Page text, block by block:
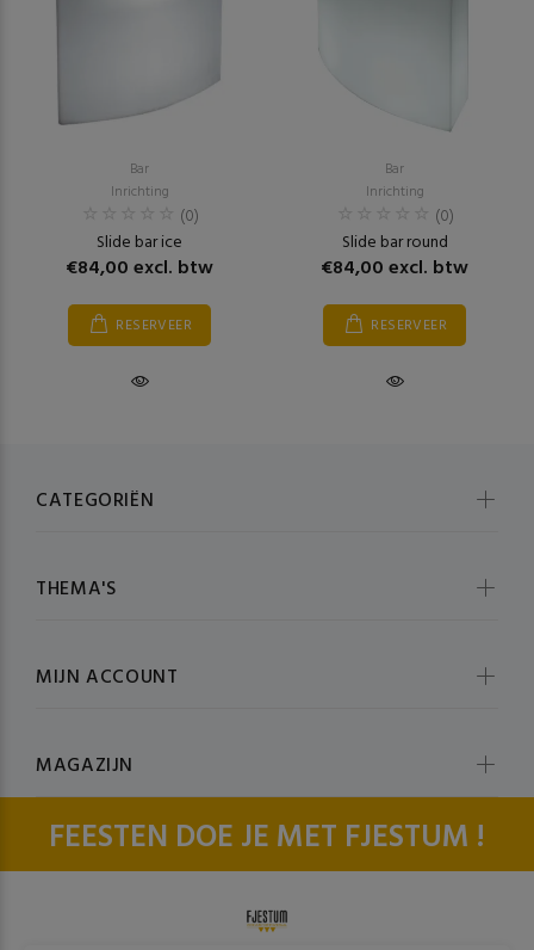
Bar
Inrichting
(0)
Slide bar ice
€84,00 excl. btw
RESERVEER
Bar
Inrichting
(0)
Slide bar round
€84,00 excl. btw
RESERVEER
FEESTEN DOE JE MET FJESTUM !
CATEGORIËN
THEMA'S
MIJN ACCOUNT
MAGAZIJN